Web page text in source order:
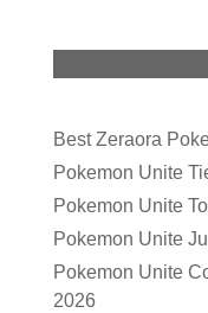
Best Zeraora
Pokemon Unite
Pokemon Unite
Pokemon Unite
Pokemon Unite
2026